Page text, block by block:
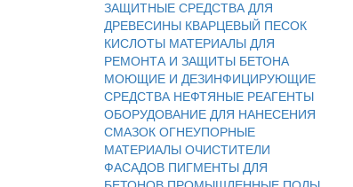
ЗАЩИТНЫЕ СРЕДСТВА ДЛЯ
ДРЕВЕСИНЫ КВАРЦЕВЫЙ ПЕСОК
КИСЛОТЫ МАТЕРИАЛЫ ДЛЯ
РЕМОНТА И ЗАЩИТЫ БЕТОНА
МОЮЩИЕ И ДЕЗИНФИЦИРУЮЩИЕ
СРЕДСТВА НЕФТЯНЫЕ РЕАГЕНТЫ
ОБОРУДОВАНИЕ ДЛЯ НАНЕСЕНИЯ
СМАЗОК ОГНЕУПОРНЫЕ
МАТЕРИАЛЫ ОЧИСТИТЕЛИ
ФАСАДОВ ПИГМЕНТЫ ДЛЯ